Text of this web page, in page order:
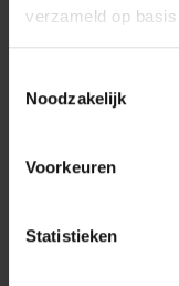
verzameld op
Noodzakelijk
Voorkeuren
Statistieken
Ergodyne |